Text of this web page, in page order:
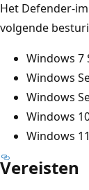
Het Defender-
volgende
Windows 7
Windows
Windows
Windows
Windows
Vereisten